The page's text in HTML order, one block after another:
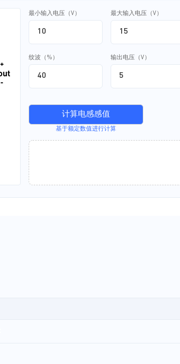
最小输入电压（V） 最大输入电压（V）
纹波（%） 输出电压（V）
计算电感感值
基于额定数值进行计算